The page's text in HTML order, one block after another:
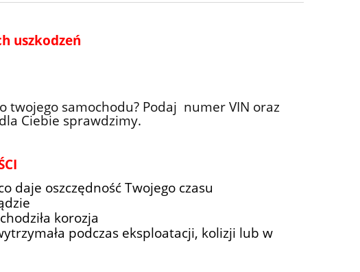
uszkodzeń
twojego samochodu? Podaj numer VIN oraz
Ciebie sprawdzimy.
daje oszczędność Twojego czasu
korozja
podczas eksploatacji, kolizji lub w